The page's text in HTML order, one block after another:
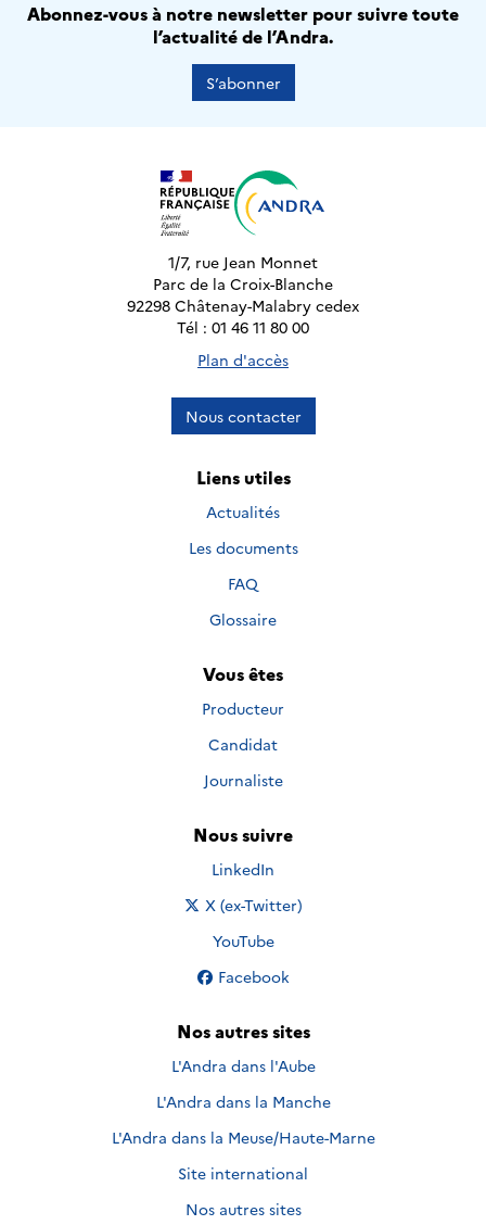
Abonnez-vous à notre newsletter pour suivre toute
l’actualité de l’Andra.
S’abonner
1/7, rue Jean Monnet
Parc de la Croix-Blanche
92298 Châtenay-Malabry cedex
Tél : 01 46 11 80 00
Plan d'accès
Nous contacter
Liens utiles
Actualités
Les documents
FAQ
Glossaire
Vous êtes
Producteur
Candidat
Journaliste
Nous suivre
Nous suivre sur
LinkedIn
Nous suivre sur
X (ex-Twitter)
Nous suivre sur
YouTube
Nous suivre sur
Facebook
Nos autres sites
L'Andra dans l'Aube
L'Andra dans la Manche
L'Andra dans la Meuse/Haute-Marne
Site international
Nos autres sites